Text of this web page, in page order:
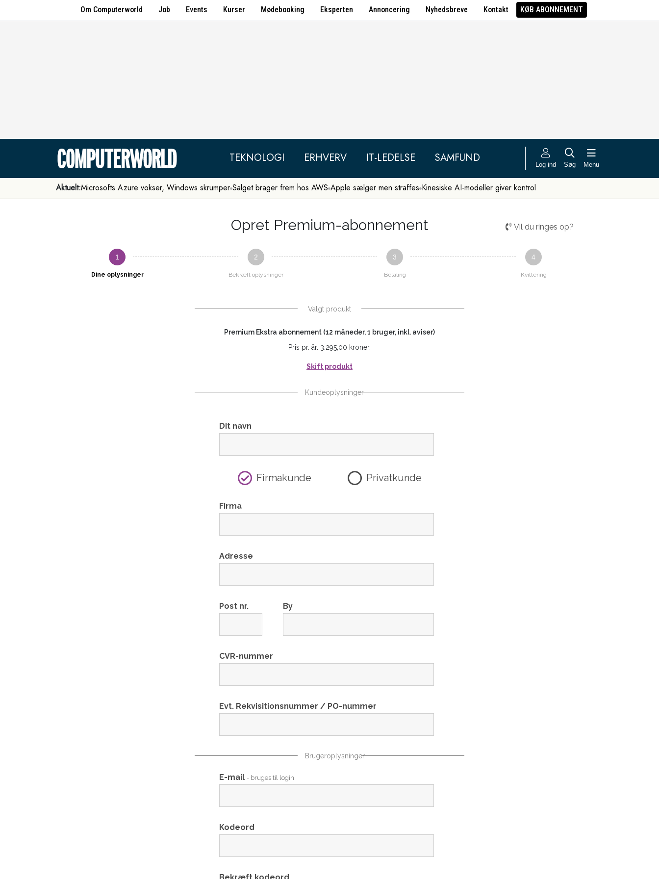
Om Computerworld Job Events Kurser Mødebooking Eksperten Annoncering Nyhedsbreve Kontakt KØB ABONNEMENT
TEKNOLOGI ERHVERV IT-LEDELSE SAMFUND Log ind Søg Menu
Aktuelt:Microsofts Azure vokser, Windows skrumper Salget brager frem hos AWS Apple sælger men straffes Kinesiske AI-modeller giver kontrol
Opret Premium-abonnement Vil du ringes op?
1
Dine oplysninger
2
Bekræft oplysninger
3
Betaling
4
Kvittering
Valgt produkt
Premium Ekstra abonnement (12 måneder, 1 bruger, inkl. aviser)
Pris pr. år. 3.295,00 kroner.
Skift produkt
Kundeoplysninger
Dit navn
Firmakunde Privatkunde
Firma
Adresse
Post nr. By
CVR-nummer
Evt. Rekvisitionsnummer / PO-nummer
Brugeroplysninger
E-mail - bruges til login
Kodeord